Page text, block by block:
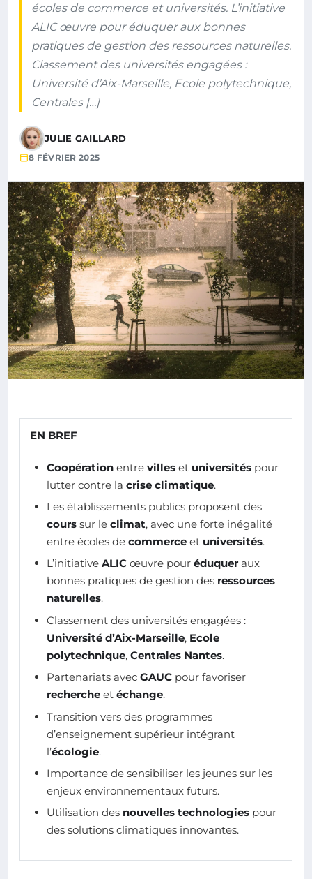
écoles de commerce et universités. L’initiative
ALIC œuvre pour éduquer aux bonnes
pratiques de gestion des ressources naturelles.
Classement des universités engagées :
Université d’Aix-Marseille, Ecole polytechnique,
Centrales […]
JULIE GAILLARD
8 FÉVRIER 2025
EN BREF
Coopération entre villes et universités pour
lutter contre la crise climatique.
Les établissements publics proposent des
cours sur le climat, avec une forte inégalité
entre écoles de commerce et universités.
L’initiative ALIC œuvre pour éduquer aux
bonnes pratiques de gestion des ressources
naturelles.
Classement des universités engagées :
Université d’Aix-Marseille, Ecole
polytechnique, Centrales Nantes.
Partenariats avec GAUC pour favoriser
recherche et échange.
Transition vers des programmes
d’enseignement supérieur intégrant
l’écologie.
Importance de sensibiliser les jeunes sur les
enjeux environnementaux futurs.
Utilisation des nouvelles technologies pour
des solutions climatiques innovantes.